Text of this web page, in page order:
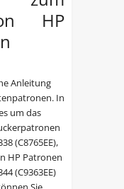
HP
Anleitung
In
um das
(C8765EE),
HP Patronen
(C9363EE)